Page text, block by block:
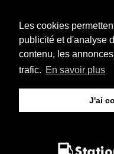
Les cookies
publicité et d'analyse
contenu, les
trafic. En savoir plus
J'ai